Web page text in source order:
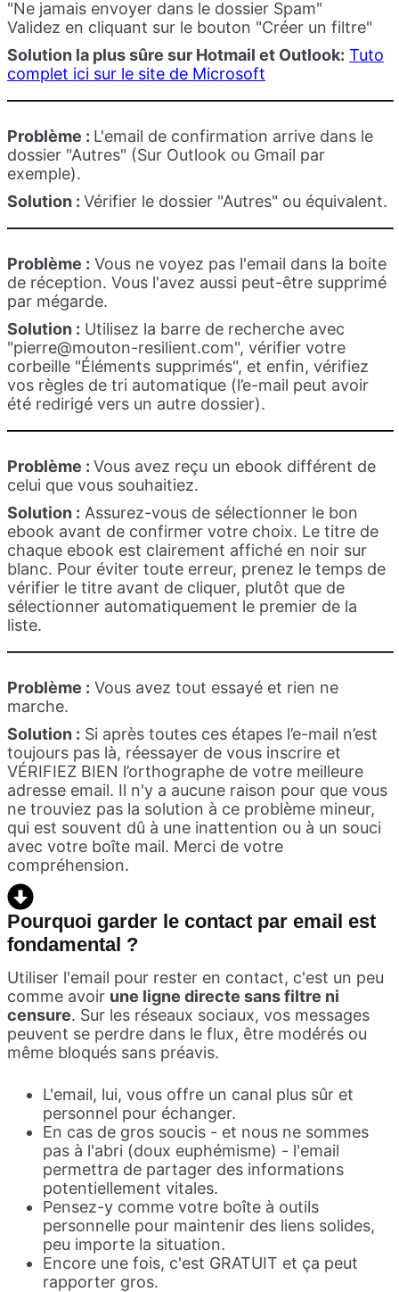
"Ne jamais envoyer dans le dossier Spam"
Validez en cliquant sur le bouton "Créer un filtre"
Solution la plus sûre sur Hotmail et Outlook: Tuto
complet ici sur le site de Microsoft
Problème : L'email de confirmation arrive dans le
dossier "Autres" (Sur Outlook ou Gmail par
exemple).
Solution : Vérifier le dossier "Autres" ou équivalent.
Problème : Vous ne voyez pas l'email dans la boite
de réception. Vous l'avez aussi peut-être supprimé
par mégarde.
Solution : Utilisez la barre de recherche avec
"pierre@mouton-resilient.com", vérifier votre
corbeille "Éléments supprimés", et enfin, vérifiez
vos règles de tri automatique (l’e-mail peut avoir
été redirigé vers un autre dossier).
Problème : Vous avez reçu un ebook différent de
celui que vous souhaitiez.
Solution : Assurez-vous de sélectionner le bon
ebook avant de confirmer votre choix. Le titre de
chaque ebook est clairement affiché en noir sur
blanc. Pour éviter toute erreur, prenez le temps de
vérifier le titre avant de cliquer, plutôt que de
sélectionner automatiquement le premier de la
liste.
Problème : Vous avez tout essayé et rien ne
marche.
Solution : Si après toutes ces étapes l’e-mail n’est
toujours pas là, réessayer de vous inscrire et
VÉRIFIEZ BIEN l’orthographe de votre meilleure
adresse email. Il n'y a aucune raison pour que vous
ne trouviez pas la solution à ce problème mineur,
qui est souvent dû à une inattention ou à un souci
avec votre boîte mail. Merci de votre
compréhension.
Pourquoi garder le contact par email est
fondamental ?
Utiliser l'email pour rester en contact, c'est un peu
comme avoir une ligne directe sans filtre ni
censure. Sur les réseaux sociaux, vos messages
peuvent se perdre dans le flux, être modérés ou
même bloqués sans préavis.
L'email, lui, vous offre un canal plus sûr et
personnel pour échanger.
En cas de gros soucis - et nous ne sommes
pas à l'abri (doux euphémisme) - l'email
permettra de partager des informations
potentiellement vitales.
Pensez-y comme votre boîte à outils
personnelle pour maintenir des liens solides,
peu importe la situation.
Encore une fois, c'est GRATUIT et ça peut
rapporter gros.